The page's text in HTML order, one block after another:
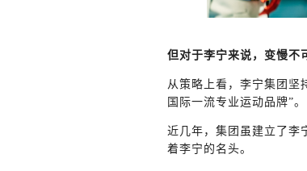
但对于李宁来说，变慢不
从策略上看，李宁集团坚
国际一流专业运动品牌”。
近几年，集团虽建立了李
着李宁的名头。